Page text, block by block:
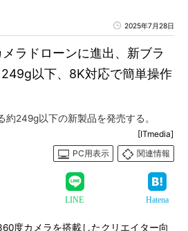
2025年7月28日
ラドローンに進出、新ブラ
以下、8K対応で簡単操作
約249g以下の新製品を発売する。
[ITmedia]
PC用表示
関連情報
LINE Hatena
度カメラを搭載したクリエイター向